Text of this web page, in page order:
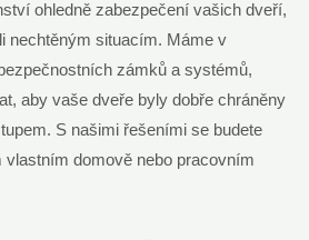
ohledně zabezpečení vašich dveří,
nechtěným situacím. Máme v
zámků a systémů,
aby vaše dveře byly dobře chráněny
S našimi řešeními se budete
domově nebo pracovním